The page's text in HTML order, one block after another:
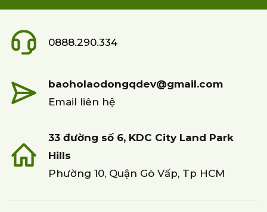
0888.290.334
baoholaodongqdev@gmail.com
Email liên hệ
33 đường số 6, KDC City Land Park
Hills
Phường 10, Quận Gò Vấp, Tp HCM